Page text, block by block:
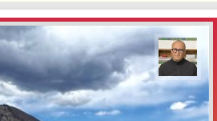
مازیار ذاکری